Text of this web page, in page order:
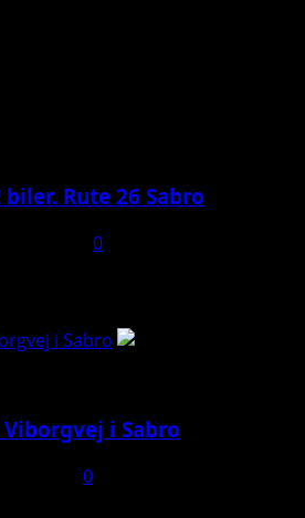
Rute 26 Sabro
0
i Sabro
i Sabro
0